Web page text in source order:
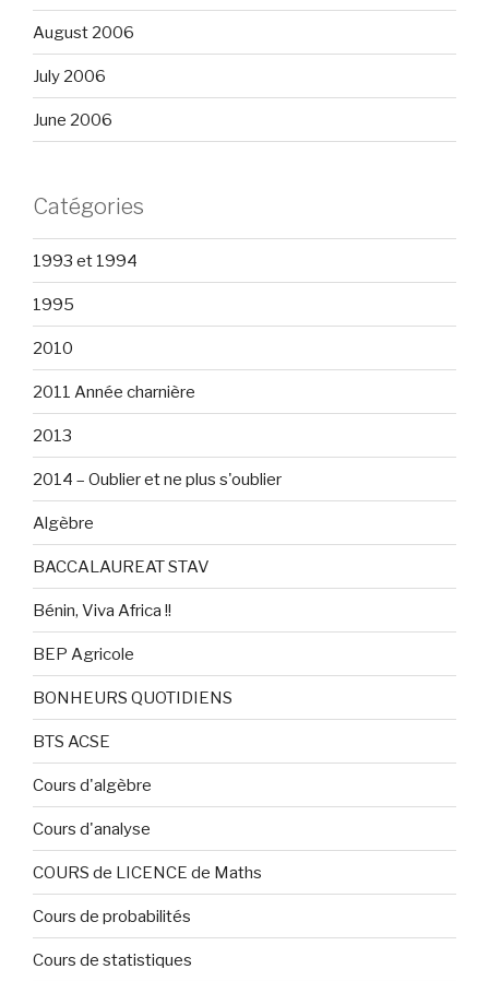
August 2006
July 2006
June 2006
Catégories
1993 et 1994
1995
2010
2011 Année charnière
2013
2014 – Oublier et ne plus s'oublier
Algèbre
BACCALAUREAT STAV
Bénin, Viva Africa !!
BEP Agricole
BONHEURS QUOTIDIENS
BTS ACSE
Cours d'algèbre
Cours d'analyse
COURS de LICENCE de Maths
Cours de probabilités
Cours de statistiques